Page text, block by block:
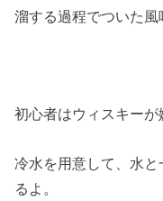
溜する過程でついた風
初心者はウィスキーが
冷水を用意して、水
るよ。